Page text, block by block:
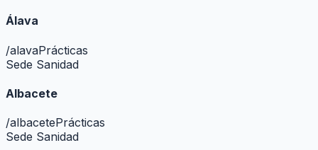
Álava
/alavaPrácticas
Sede Sanidad
Albacete
/albacetePrácticas
Sede Sanidad